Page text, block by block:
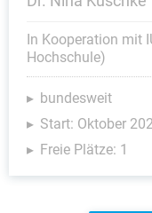
In Kooperation mit
Hochschule)
bundesweit
Start: Oktober
Freie Plätze: 1